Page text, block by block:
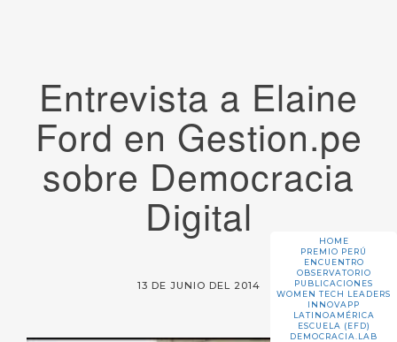
HOME
PREMIO PERÚ
ENCUENTRO
OBSERVATORIO
PUBLICACIONES
WOMEN TECH LEADERS
INNOVAPP
LATINOAMÉRICA
ESCUELA (EFD)
DEMOCRACIA.LAB
Entrevista a Elaine
Ford en Gestion.pe
sobre Democracia
Digital
13 DE JUNIO DEL 2014